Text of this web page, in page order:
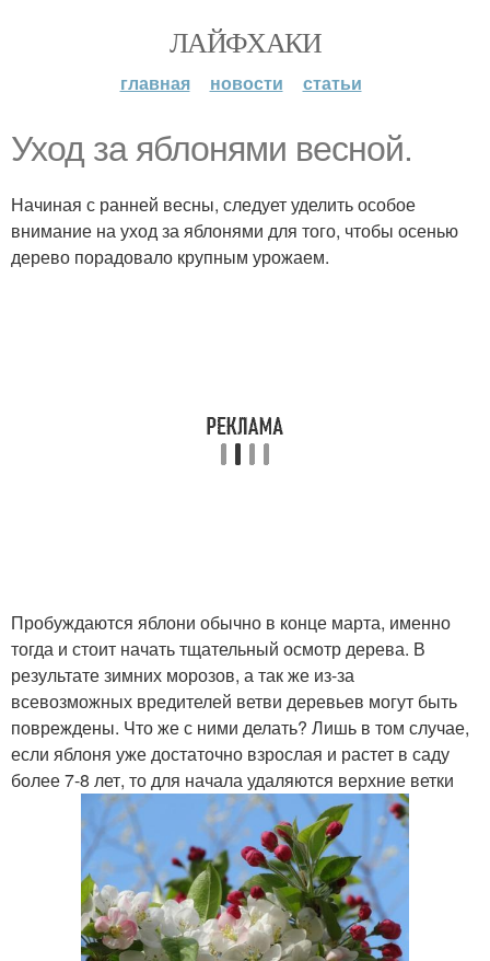
ЛАЙФХАКИ
главная новости статьи
Уход за яблонями весной.
Начиная с ранней весны, следует уделить особое
внимание на уход за яблонями для того, чтобы осенью
дерево порадовало крупным урожаем.
Пробуждаются яблони обычно в конце марта, именно
тогда и стоит начать тщательный осмотр дерева. В
результате зимних морозов, а так же из-за
всевозможных вредителей ветви деревьев могут быть
повреждены. Что же с ними делать? Лишь в том случае,
если яблоня уже достаточно взрослая и растет в саду
более 7-8 лет, то для начала удаляются верхние ветки